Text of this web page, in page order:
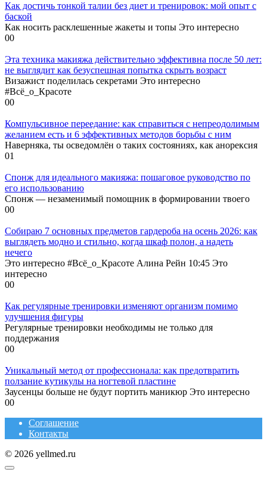
Как достичь тонкой талии без диет и тренировок: мой опыт с
баской
Как носить расклешенные жакеты и топы Это интересно
00
Эта техника макияжа действительно эффективна после 50 лет:
не выглядит как безуспешная попытка скрыть возраст
Визажист поделилась секретами Это интересно
#Всё_о_Красоте
00
Компульсивное переедание: как справиться с непреодолимым
желанием есть и 6 эффективных методов борьбы с ним
Наверняка, ты осведомлён о таких состояниях, как анорексия
01
Спонж для идеального макияжа: пошаговое руководство по
его использованию
Спонж — незаменимый помощник в формировании твоего
00
Собираю 7 основных предметов гардероба на осень 2026: как
выглядеть модно и стильно, когда шкаф полон, а надеть
нечего
Это интересно #Всё_о_Красоте Алина Рейн 10:45 Это
интересно
00
Как регулярные тренировки изменяют организм помимо
улучшения фигуры
Регулярные тренировки необходимы не только для
поддержания
00
Уникальный метод от профессионала: как предотвратить
ползание кутикулы на ногтевой пластине
Заусенцы больше не будут портить маникюр Это интересно
00
Соглашение
Контакты
© 2026 yellmed.ru